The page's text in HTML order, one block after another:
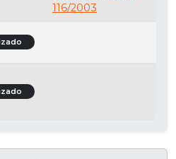
116/2003